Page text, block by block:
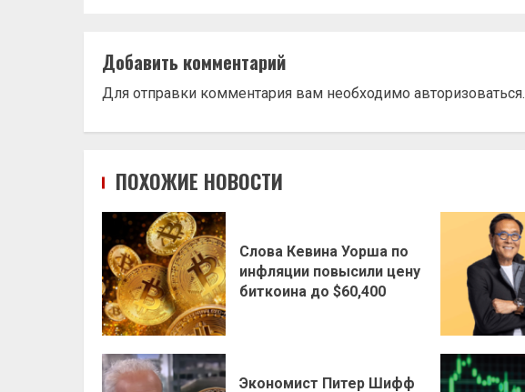
Добавить комментарий
Для отправки комментария вам необходимо авторизоваться.
ПОХОЖИЕ НОВОСТИ
Слова Кевина Уорша по
инфляции повысили цену
биткоина до $60,400
Экономист Питер Шифф